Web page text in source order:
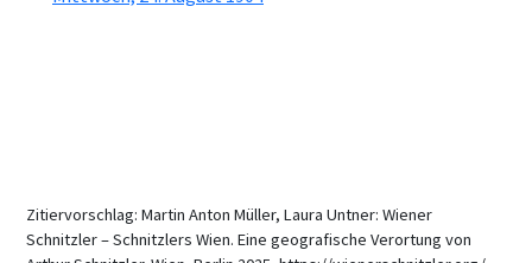
Zitiervorschlag: Martin Anton Müller, Laura Untner: Wiener
Schnitzler – Schnitzlers Wien. Eine geografische Verortung von